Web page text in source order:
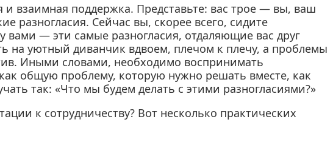
взаимная поддержка. Представьте: вас трое — вы, ваш
разногласия. Сейчас вы, скорее всего, сидите
— эти самые разногласия, отдаляющие вас друг
на уютный диванчик вдвоем, плечом к плечу, а проблемы
Иными словами, необходимо воспринимать
общую проблему, которую нужно решать вместе, как
так: «Что мы будем делать с этими разногласиями?»
к сотрудничеству? Вот несколько практических